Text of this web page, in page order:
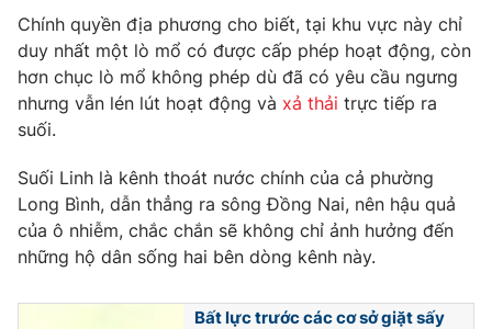
Giải sao mai
Làm đẹp
Chất lượng cuộc sống
Tuyển sinh
Học trực tuyến
Công nghệ
Hitech Công nghệ tương lai
Sản phẩm
Thị trường
Tư vấn
Giao lưu trực tuyến
Lịch phát sóng
Chuyên mục khác
Emagazine Podcast
Chính quyền địa phương cho biết, tại khu vực này chỉ
duy nhất một lò mổ có được cấp phép hoạt động, còn
hơn chục lò mổ không phép dù đã có yêu cầu ngưng
nhưng vẫn lén lút hoạt động và xả thải trực tiếp ra
suối.
Suối Linh là kênh thoát nước chính của cả phường
Long Bình, dẫn thẳng ra sông Đồng Nai, nên hậu quả
của ô nhiễm, chắc chắn sẽ không chỉ ảnh hưởng đến
những hộ dân sống hai bên dòng kênh này.
Bất lực trước các cơ sở giặt sấy